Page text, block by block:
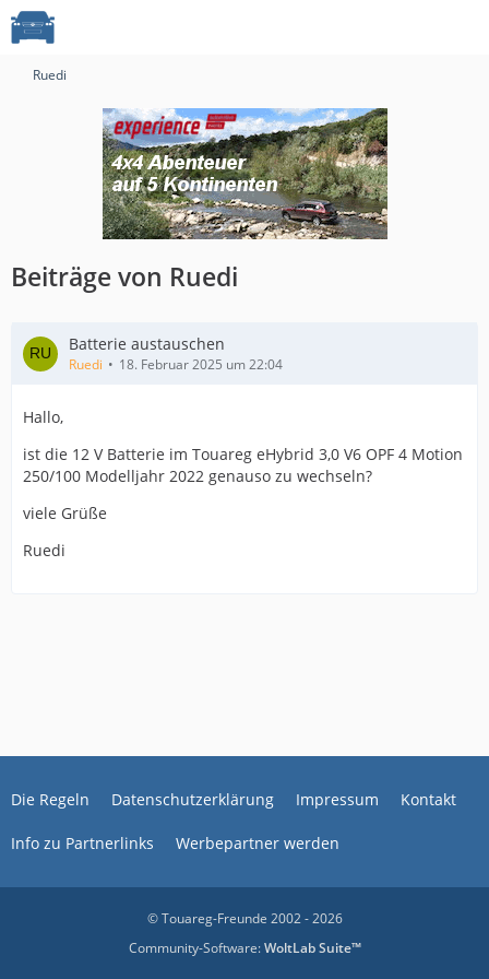
Ruedi
Beiträge von Ruedi
Batterie austauschen
Ruedi 18. Februar 2025 um 22:04
Hallo,
ist die 12 V Batterie im Touareg eHybrid 3,0 V6 OPF 4 Motion
250/100 Modelljahr 2022 genauso zu wechseln?
viele Grüße
Ruedi
Die Regeln Datenschutzerklärung Impressum Kontakt
Info zu Partnerlinks Werbepartner werden
© Touareg-Freunde 2002 - 2026
Community-Software:WoltLab Suite™